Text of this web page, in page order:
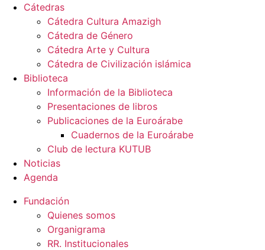
Cátedras
Cátedra Cultura Amazigh
Cátedra de Género
Cátedra Arte y Cultura
Cátedra de Civilización islámica
Biblioteca
Información de la Biblioteca
Presentaciones de libros
Publicaciones de la Euroárabe
Cuadernos de la Euroárabe
Club de lectura KUTUB
Noticias
Agenda
Fundación
Quienes somos
Organigrama
RR. Institucionales